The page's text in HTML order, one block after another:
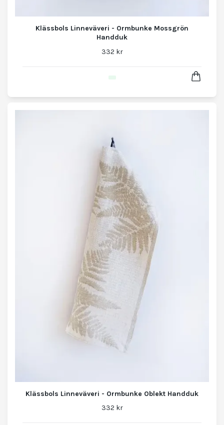
Klässbols Linneväveri - Ormbunke Mossgrön
Handduk
332 kr
Klässbols Linneväveri - Ormbunke Oblekt Handduk
332 kr